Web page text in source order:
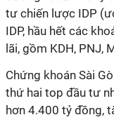
tư chiến lược IDP
IDP, hầu hết các
lãi, gồm KDH, PNJ,
Chứng khoán Sài
thứ hai top đầu tư
hơn 4.400 tỷ đồng,